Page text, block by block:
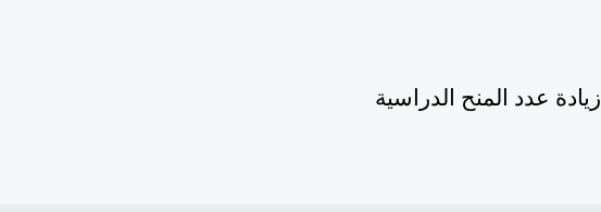
زيادة عدد المنح الدراسية